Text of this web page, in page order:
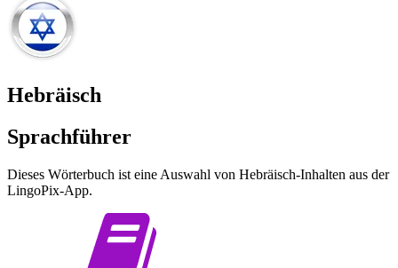
Hebräisch
Sprachführer
Dieses Wörterbuch ist eine Auswahl von Hebräisch-Inhalten aus der
LingoPix-App.